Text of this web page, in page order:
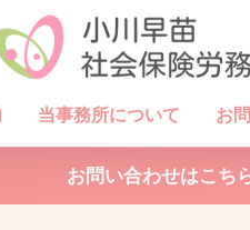
当事務所について お
お問い合わせはこち